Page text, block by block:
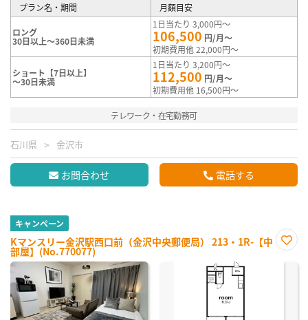
プラン名・期間 月額目安
ロング
30日以上～360日未満
1日当たり 3,000円～
106,500 円/月～
初期費用他 22,000円～
ショート【7日以上】
～30日未満
1日当たり 3,200円～
112,500 円/月～
初期費用他 16,500円～
テレワーク・在宅勤務可
石川県 金沢市
お問合わせ 電話する
キャンペーン
Kマンスリー金沢駅西口前（金沢中央郵便局） 213・1R-【中
部屋】(No.770077)
に入